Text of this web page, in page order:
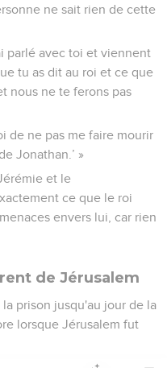
ne sait rien de cette
parlé avec toi et viennent
tu as dit au roi et ce que
nous ne te ferons pas
de ne pas me faire mourir
Jonathan.’ »
et le
ce que le roi
envers lui, car rien
de Jérusalem
prison jusqu'au jour de la
lorsque Jérusalem fut